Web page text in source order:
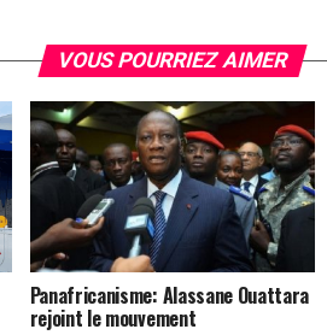
VOUS POURRIEZ AIMER
Panafricanisme: Alassane Ouattara
rejoint le mouvement